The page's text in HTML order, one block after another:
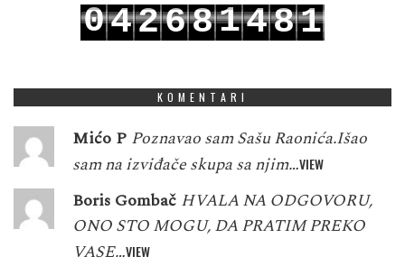
042681481
KOMENTARI
Mićo P Poznavao sam Sašu Raonića.Išao
sam na izviđače skupa sa njim…VIEW
Boris Gombač HVALA NA ODGOVORU,
ONO STO MOGU, DA PRATIM PREKO
VASE…VIEW